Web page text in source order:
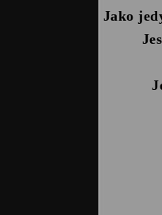
Jako